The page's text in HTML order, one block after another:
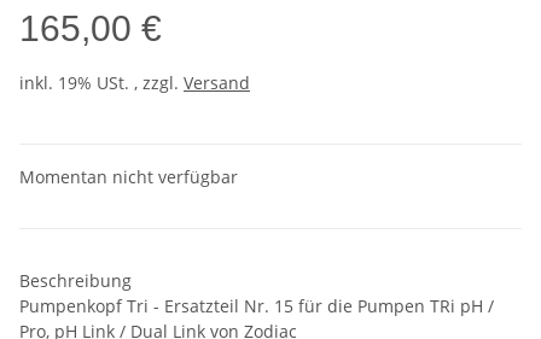
165,00 €
inkl. 19% USt. , zzgl. Versand
Momentan nicht verfügbar
Beschreibung
Pumpenkopf Tri - Ersatzteil Nr. 15 für die Pumpen TRi pH /
Pro, pH Link / Dual Link von Zodiac